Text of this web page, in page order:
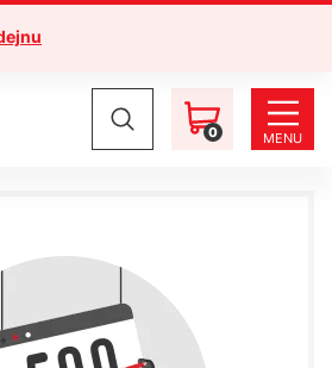
0 MENU